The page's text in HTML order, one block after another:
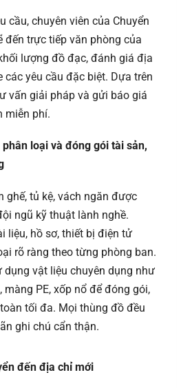
cầu, chuyên viên của Chuyển
đến trực tiếp văn phòng của
lượng đồ đạc, đánh giá địa
các yêu cầu đặc biệt. Dựa trên
vấn giải pháp và gửi báo giá
miễn phí.
phân loại và đóng gói tài sản,
ghế, tủ kệ, vách ngăn được
ngũ kỹ thuật lành nghề.
liệu, hồ sơ, thiết bị điện tử
rõ ràng theo từng phòng ban.
dụng vật liệu chuyên dụng như
màng PE, xốp nổ để đóng gói,
tối đa. Mọi thùng đồ đều
ghi chú cẩn thận.
đến địa chỉ mới